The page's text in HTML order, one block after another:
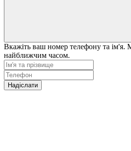
Вкажіть ваш номер телефону та ім'я.
найближчим часом.
Надіслати